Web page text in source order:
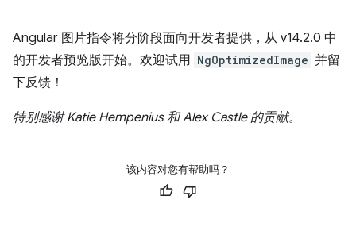
Angular 图片指令将分阶段面向开发者提供，从 v14.2.0 中
的开发者预览版开始。欢迎试用 NgOptimizedImage 并留
下反馈！
特别感谢 Katie Hempenius 和 Alex Castle 的贡献。
该内容对您有帮助吗？